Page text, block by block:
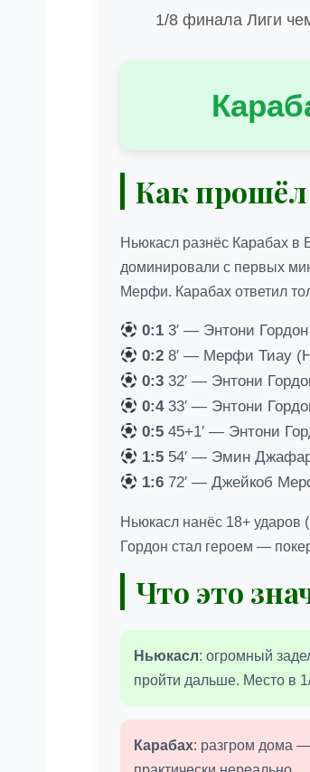
1/8 финала Лиги
Как
Ньюкасл разнёс Карабах в
доминировали с первых
Мерфи. Карабах ответил
0:13′ — Энтони
0:28′ — Мерфи Тиау
0:332′ — Энтони
0:433′ — Энтони
0:545+1′ — Энтони
1:554′ — Эмин
1:672′ — Джейкоб
Ньюкасл нанёс 18+ ударов
Гордон стал героем —
Что это
Ньюкасл: огромный
пройти дальше. Место в
Карабах: разгром дома